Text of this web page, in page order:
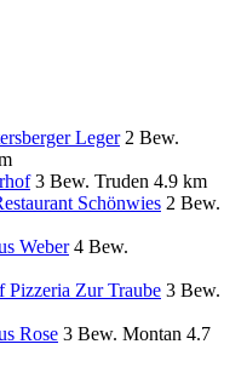
Leger 2 Bew.
3 Bew. Truden 4.9 km
Schönwies 2 Bew.
Weber 4 Bew.
Pizzeria Zur Traube 3 Bew.
Rose 3 Bew. Montan 4.7